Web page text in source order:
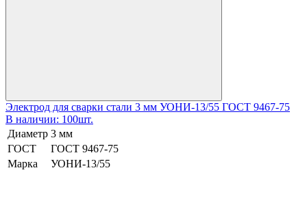
Электрод для сварки стали 3 мм УОНИ-13/55 ГОСТ 9467-75
В наличии: 100шт.
Диаметр 3 мм
ГОСТ
ГОСТ 9467-75
Марка
УОНИ-13/55